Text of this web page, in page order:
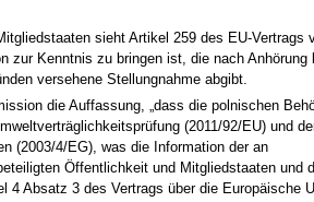
sieht Artikel 259 des EU-Vertrags
zur Kenntnis zu bringen ist, die nach Anhörung
versehene Stellungnahme abgibt.
die Auffassung, „dass die polnischen
(2011/92/EU) und
(2003/4/EG), was die Information der an
Öffentlichkeit und Mitgliedstaaten und
4 Absatz 3 des Vertrags über die Europäische